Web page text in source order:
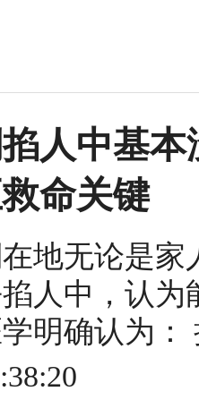
人中基
命关键
地无论是
人中，认
明确认为